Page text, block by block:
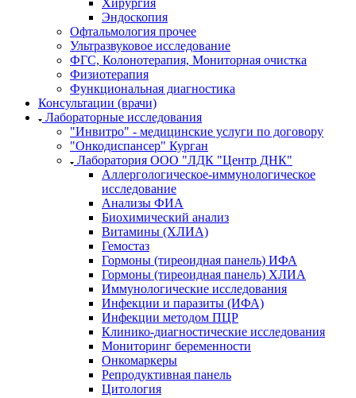
Эндоскопия
Офтальмология прочее
Ультразвуковое исследование
ФГС, Колонотерапия, Мониторная очистка
Физиотерапия
Функциональная диагностика
Консультации (врачи)
Лабораторные исследования
"Инвитро" - медицинские услуги по договору
"Онкодиспансер" Курган
Лаборатория ООО "ЛДК "Центр ДНК"
Аллергологическое-иммунологическое
исследование
Анализы ФИА
Биохимический анализ
Витамины (ХЛИА)
Гемостаз
Гормоны (тиреоидная панель) ИФА
Гормоны (тиреоидная панель) ХЛИА
Иммунологические исследования
Инфекции и паразиты (ИФА)
Инфекции методом ПЦР
Клинико-диагностические исследования
Мониторинг беременности
Онкомаркеры
Репродуктивная панель
Цитология